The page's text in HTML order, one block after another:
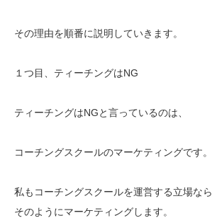
その理由を順番に説明していきます。
１つ目、ティーチングはNG
ティーチングはNGと言っているのは、
コーチングスクールのマーケティングです。
私もコーチングスクールを運営する立場なら
そのようにマーケティングします。